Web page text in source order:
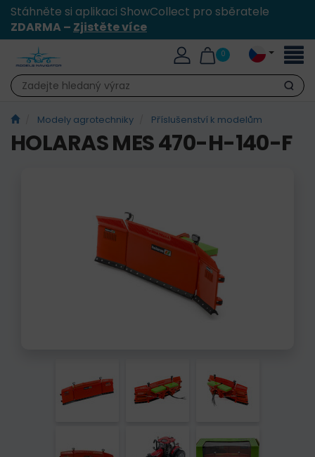
Stáhněte si aplikaci ShowCollect pro sběratele
ZDARMA – Zjistěte více
0
Hledat
Modely agrotechniky Příslušenství k modelům
HOLARAS MES 470-H-140-F